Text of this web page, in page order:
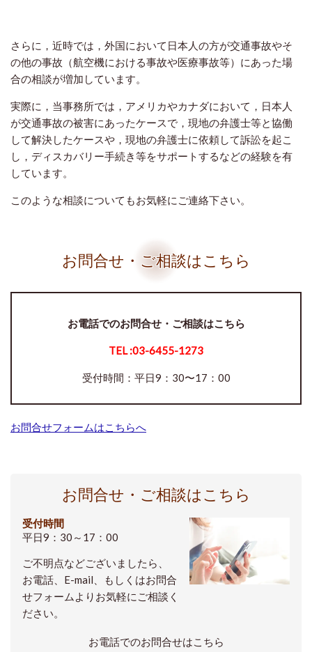
さらに，近時では，外国において日本人の方が交通事故やそ
の他の事故（航空機における事故や医療事故等）にあった場
合の相談が増加しています。
実際に，当事務所では，アメリカやカナダにおいて，日本人
が交通事故の被害にあったケースで，現地の弁護士等と協働
して解決したケースや，現地の弁護士に依頼して訴訟を起こ
し，ディスカバリー手続き等をサポートするなどの経験を有
しています。
このような相談についてもお気軽にご連絡下さい。
お問合せ・ご相談はこちら
お電話でのお問合せ・ご相談はこちら
TEL :03-6455-1273
受付時間：平日9：30〜17：00
お問合せフォームはこちらへ
お問合せ・ご相談はこちら
受付時間
平日9：30～17：00
ご不明点などございましたら、
お電話、E-mail、もしくはお問合
せフォームよりお気軽にご相談く
ださい。
お電話でのお問合せはこちら